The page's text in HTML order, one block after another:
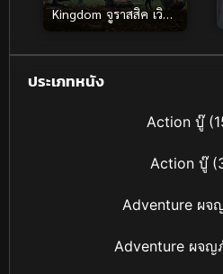
Kingdom จูราสสิค เวิลด์
อาณาจักรล่มสลาย
(2018)
ประเภทหนัง
Action บู๊
Action บู๊
Adventure ผจ
Adventure ผจญ